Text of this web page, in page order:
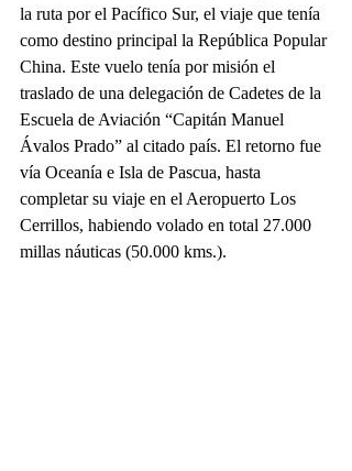
la ruta por el Pacífico Sur, el viaje que tenía
como destino principal la República Popular
China. Este vuelo tenía por misión el
traslado de una delegación de Cadetes de la
Escuela de Aviación “Capitán Manuel
Ávalos Prado” al citado país. El retorno fue
vía Oceanía e Isla de Pascua, hasta
completar su viaje en el Aeropuerto Los
Cerrillos, habiendo volado en total 27.000
millas náuticas (50.000 kms.).